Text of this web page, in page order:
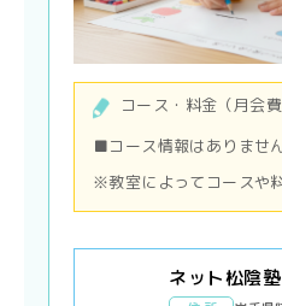
コース・料金（月会費
■コース情報はありませ
※教室によってコースや
ネット松陰塾